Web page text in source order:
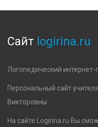
Сайт logirina.ru
Логопедический интернет-
Персональный сайт
Викторовны
На сайте Logirina.ru Вы